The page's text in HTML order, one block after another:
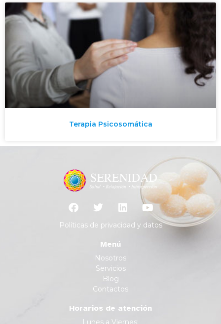
Terapia Psicosomática
Políticas de privacidad y datos
Menú
Nosotros
Servicios
Blog
Contactos
Horarios de atención
Lunes a Viernes: